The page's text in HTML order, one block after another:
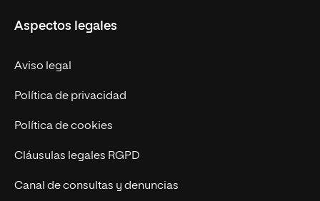
Trabaja en UNIR
Actualidad UNIR
Contáctanos
Aspectos legales
Aviso legal
Política de privacidad
Política de cookies
Cláusulas legales RGPD
Canal de consultas y denuncias